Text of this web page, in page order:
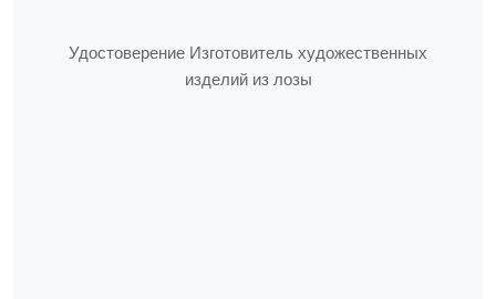
Удостоверение Изготовитель художественных
изделий из лозы